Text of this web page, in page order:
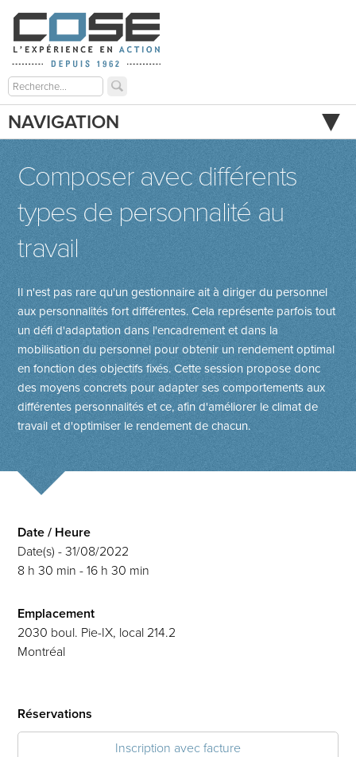
NAVIGATION
Composer avec différents
types de personnalité au
travail
Il n'est pas rare qu'un gestionnaire ait à diriger du personnel
aux personnalités fort différentes. Cela représente parfois tout
un défi d'adaptation dans l'encadrement et dans la
mobilisation du personnel pour obtenir un rendement optimal
en fonction des objectifs fixés. Cette session propose donc
des moyens concrets pour adapter ses comportements aux
différentes personnalités et ce, afin d'améliorer le climat de
travail et d'optimiser le rendement de chacun.
Date / Heure
Date(s) - 31/08/2022
8 h 30 min - 16 h 30 min
Emplacement
2030 boul. Pie-IX, local 214.2
Montréal
Réservations
Inscription avec facture